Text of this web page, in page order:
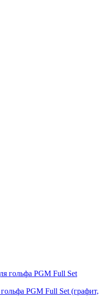
PGM Full Set (графит,